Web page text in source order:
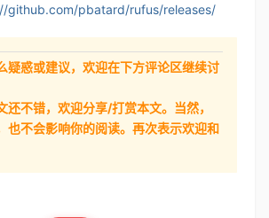
github.com/pbatard/rufus/releases/
疑惑或建议，欢迎在下方评论区继续讨
还不错，欢迎分享/打赏本文。当然，
也不会影响你的阅读。再次表示欢迎和